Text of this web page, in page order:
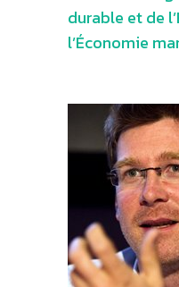
durable et de
l’Économie